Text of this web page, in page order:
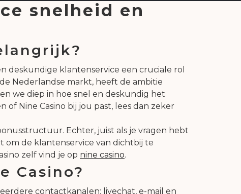
snelheid en
deskundige klantenservice een cruciale rol
Nederlandse markt, heeft de ambitie
we diep in hoe snel en deskundig het
Nine Casino bij jou past, lees dan zeker
Echter, juist als je vragen hebt
om de klantenservice van dichtbij te
zelf vind je op nine casino.
Casino?
contactkanalen: livechat, e-mail en